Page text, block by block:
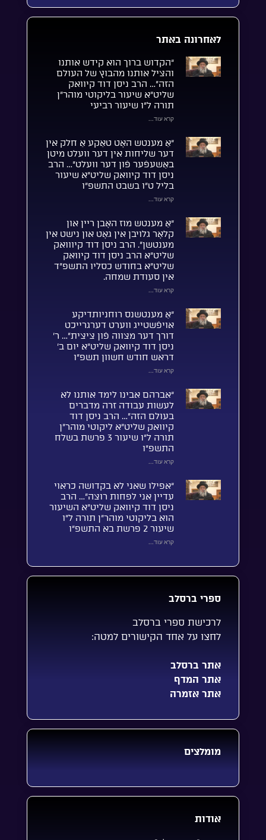
לאחרונה באתר
“הקדוש ברוך הוא קידש אותנו
והציל אותנו מהבוץ של העולם
הזה”… הרב ניסן דוד קיוואק
שליט”א שיעור בליקוטי מוהר”ן
תורה ל”ו שיעור רביעי
קרא עוד...
“אַ מענטש האָט טאַקע אַ חלק אין
דער שליחות אין דער וועלט מיטן
באַשעפֿער פֿון דער וועלט”… הרב
ניסן דוד קיוואק שליט”א שיעור
בליל ט”ו בשבט התשפ”ו
קרא עוד...
“אַ מענטש מוז האָבן ריין און
קלאָר גלויבן אין גאָט און נישט אין
מענטשן”. הרב ניסן דוד קיווואק
שליט”א הרב ניסן דוד קיוואק
שליט”א בחודש כסליו התשפ”ד
אין סעודת שמחה.
קרא עוד...
“אַ מענטשנס רוחניותדיקע
אויפֿשטייג ווערט דערגרייכט
דורך דער מצווה פֿון ציצית”… ר’
ניסן דוד קיוואק שליט”א יום ב’
דראש חודש חשוון תשפ”ו
קרא עוד...
“אברהם אבינו לימד אותנו לא
לעשות עבודה זרה מדברים
בעולם הזה”… הרב ניסן דוד
קיוואק שליט”א ליקוטי מוהר”ן
תורה ל”ו שיעור 3 פרשת בשלח
התשפ”ו
קרא עוד...
“אפילו שאני לא בקדושה כראוי
עדיין אני לפחות רוצה”… הרב
ניסן דוד קיוואק שליט”א השיעור
הוא בליקוטי מוהר”ן תורה ל”ו
שיעור 2 פרשת בא התשפ”ו
קרא עוד...
ספרי ברסלב
לרכישת ספרי ברסלב
לחצו על אחד הקישורים למטה:
אתר ברסלב
אתר המדף
אתר אזמרה
מומלצים
אודות